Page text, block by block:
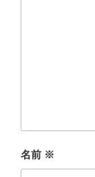
名前 ※